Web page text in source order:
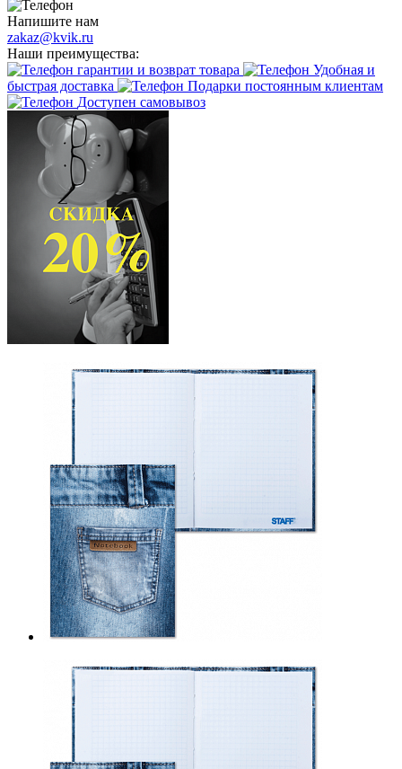
Напишите нам
zakaz@kvik.ru
Наши преимущества:
гарантии и возврат товара
Удобная и
быстрая доставка
Подарки постоянным клиентам
Доступен самовывоз